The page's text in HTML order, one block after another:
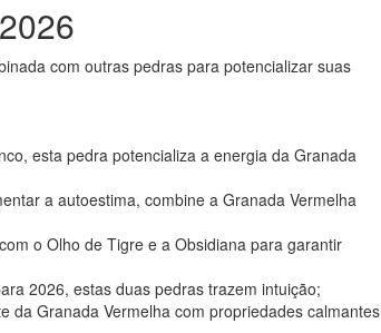
com outras pedras para potencializar suas
esta pedra potencializa a energia da Granada
a autoestima, combine a Granada Vermelha
o Olho de Tigre e a Obsidiana para garantir
2026, estas duas pedras trazem intuição;
da Granada Vermelha com propriedades calmantes